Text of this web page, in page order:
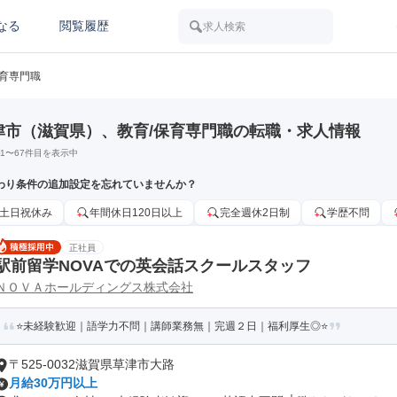
る 閲覧履歴 求人検索
専門職
市（滋賀県）、教育/保育専門職の転職・求人情報
1〜67件目を表示中
り条件の追加設定を忘れていませんか？
土日祝休み 年間休日120日以上 完全週休2日制 学歴不問
正社員
前留学NOVAでの英会話スクールスタッフ
ＯＶＡホールディングス株式会社
⭐未経験歓迎｜語学力不問｜講師業務無｜完週２日｜福利厚生◎⭐
〒525-0032滋賀県草津市大路
月給30万円以上